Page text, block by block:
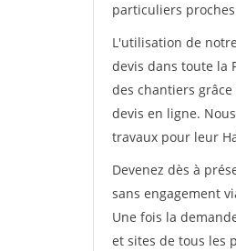
particuliers
L'utilisation de
devis dans toute la
des chantiers grâce
devis en ligne.
travaux pour leur
Devenez dès à
sans engagement
Une fois la
et sites de tous les